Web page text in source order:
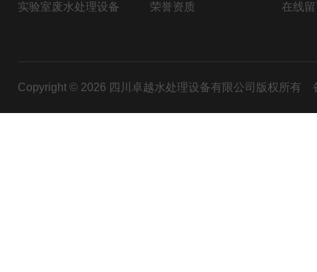
实验室废水处理设备 荣誉资质 在线
Copyright © 2026 四川卓越水处理设备有限公司版权所有